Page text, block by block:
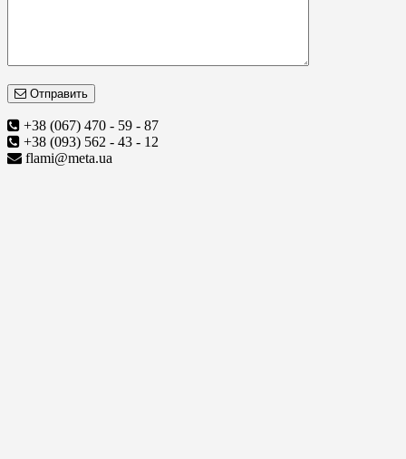
Отправить
+38 (067) 470 - 59 - 87
+38 (093) 562 - 43 - 12
flami@meta.ua